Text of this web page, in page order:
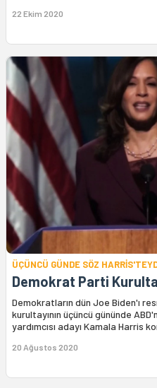
22 Ekim 2020
ÜÇÜNCÜ GÜNDE SÖZ
Demokrat Parti
Demokratların dün Joe Biden'ı
kurultayının üçüncü gününde
yardımcısı adayı Kamala Harris
20 Ağustos 2020